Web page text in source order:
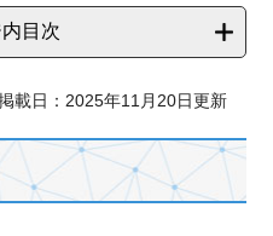
目次
載日：2025年11月20日更新